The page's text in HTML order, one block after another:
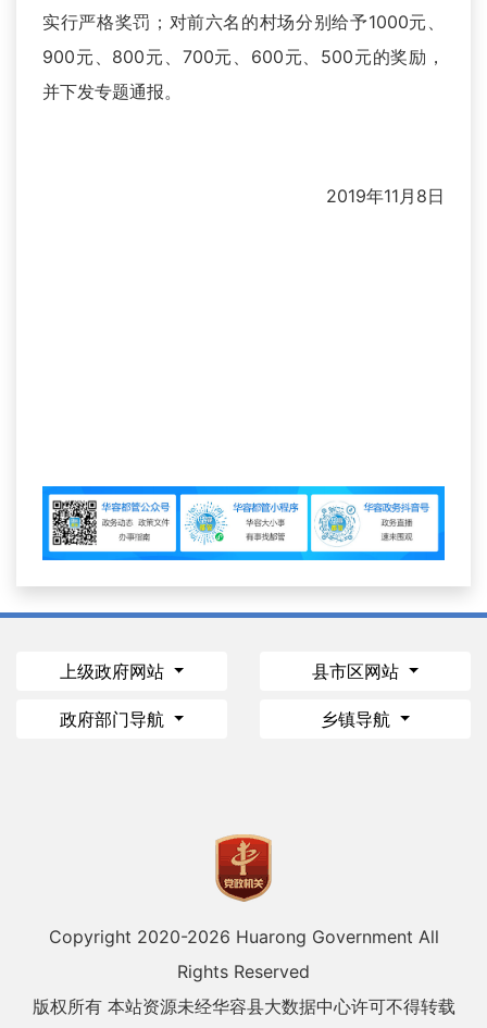
实行严格奖罚；对前六名的村场分别给予1000元、
900元、800元、700元、600元、500元的奖励，
并下发专题通报。
2019年11月8日
上级政府网站 县市区网站
政府部门导航 乡镇导航
Copyright 2020-2026 Huarong Government All
Rights Reserved
版权所有 本站资源未经华容县大数据中心许可不得转载